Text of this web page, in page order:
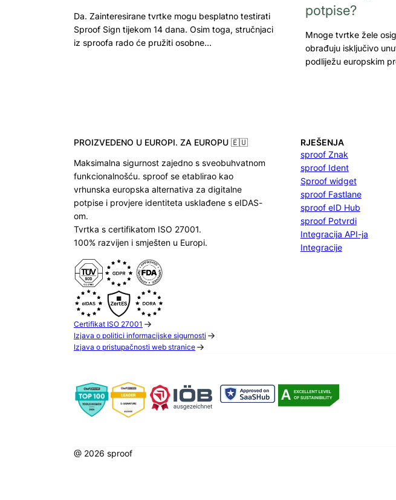
Da. Zainteresirane tvrtke mogu besplatno testirati
Sproof Sign tijekom 14 dana. Osim toga, stručnjaci
iz sproofa rado će pružiti osobne…
potpise?
Mnoge tvrtke žele
obrađuju isključivo
podliježu europskim
PROIZVEDENO U EUROPI. ZA EUROPU 🇪🇺
Maksimalna sigurnost zajedno s sveobuhvatnom
funkcionalnošću. sproof se etablirao kao
vrhunska europska alternativa za digitalne
potpise i provjere identiteta usklađene s eIDAS-
om.
Tvrtka s certifikatom ISO 27001.
100% razvijen i smješten u Europi.
Certifikat ISO 27001
Izjava o politici informacijske sigurnosti
Izjava o pristupačnosti web stranice
RJEŠENJA
sproof Znak
sproof Ident
Sproof widget
sproof Fastlane
sproof eID Hub
sproof Potvrdi
Integracija API-ja
Integracije
@ 2026 sproof